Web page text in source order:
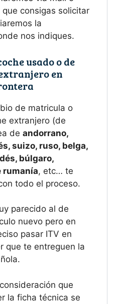
consigas solicitar
la
nos indiques.
usado o de
en
de matricula o
extranjero (de
de andorrano,
suizo, ruso, belga,
búlgaro,
rumanía, etc… te
todo el proceso.
parecido al de
nuevo pero en
pasar ITV en
que te entreguen la
que
la ficha técnica se